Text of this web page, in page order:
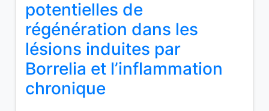
potentielles de
régénération dans les
lésions induites par
Borrelia et l’inflammation
chronique